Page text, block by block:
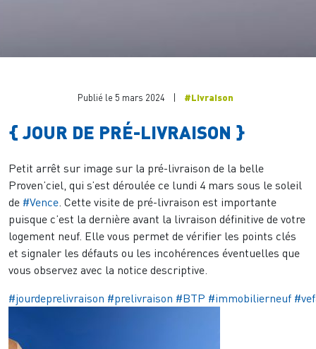
Publié le 5 mars 2024 #Livraison
{ JOUR DE PRÉ-LIVRAISON }
Petit arrêt sur image sur la pré-livraison de la belle
Proven’ciel, qui s’est déroulée ce lundi 4 mars sous le soleil
de #Vence . Cette visite de pré-livraison est importante
puisque c’est la dernière avant la livraison définitive de votre
logement neuf. Elle vous permet de vérifier les points clés
et signaler les défauts ou les incohérences éventuelles que
vous observez avec la notice descriptive.
#jourdeprelivraison #prelivraison #BTP #immobilierneuf